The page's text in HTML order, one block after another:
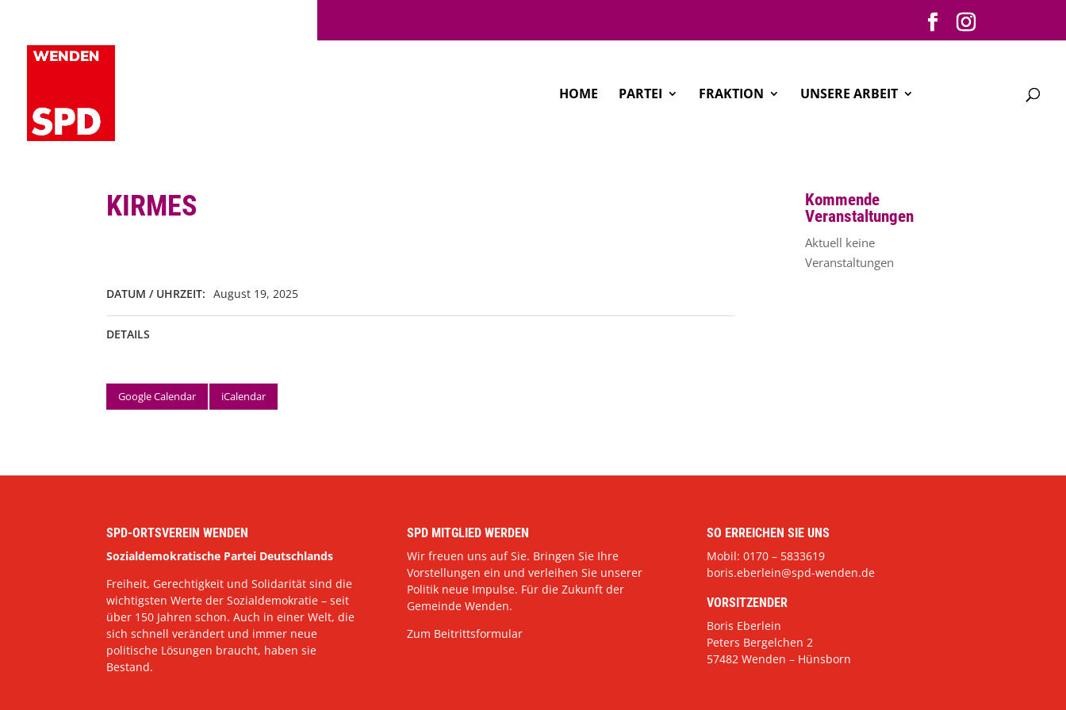
HOME PARTEI FRAKTION UNSERE ARBEIT
KIRMES
DATUM / UHRZEIT: August 19, 2025
DETAILS
Google Calendar iCalendar
Kommende
Veranstaltungen
Aktuell keine
Veranstaltungen
SPD-ORTSVEREIN WENDEN
Sozialdemokratische Partei Deutschlands
Freiheit, Gerechtigkeit und Solidarität sind die
wichtigsten Werte der Sozialdemokratie – seit
über 150 Jahren schon. Auch in einer Welt, die
sich schnell verändert und immer neue
politische Lösungen braucht, haben sie
Bestand.
SPD MITGLIED WERDEN
Wir freuen uns auf Sie. Bringen Sie Ihre
Vorstellungen ein und verleihen Sie unserer
Politik neue Impulse. Für die Zukunft der
Gemeinde Wenden.
Zum Beitrittsformular
SO ERREICHEN SIE UNS
Mobil: 0170 – 5833619
boris.eberlein@spd-wenden.de
VORSITZENDER
Boris Eberlein
Peters Bergelchen 2
57482 Wenden – Hünsborn